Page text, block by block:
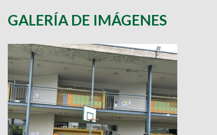
GALERÍA DE IMÁGENES